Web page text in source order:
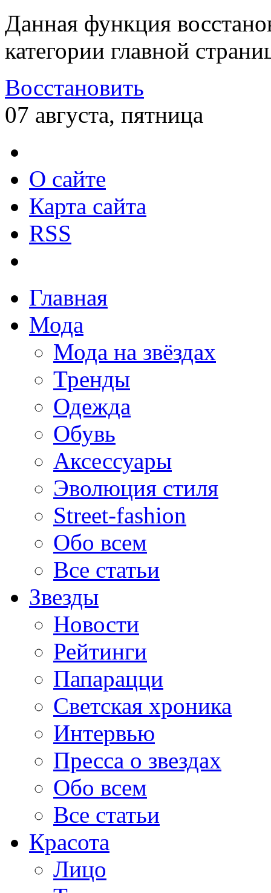
Данная функция
категории главной
Восстановить
07 августа, пятница
О сайте
Карта сайта
RSS
Главная
Мода
Мода на звёздах
Тренды
Одежда
Обувь
Аксессуары
Эволюция стиля
Street-fashion
Обо всем
Все статьи
Звезды
Новости
Рейтинги
Папарацци
Светская хроника
Интервью
Пресса о звездах
Обо всем
Все статьи
Красота
Лицо